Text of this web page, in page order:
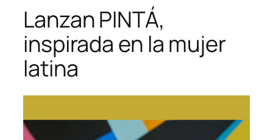
Lanzan PINTÁ,
inspirada en la mujer
latina